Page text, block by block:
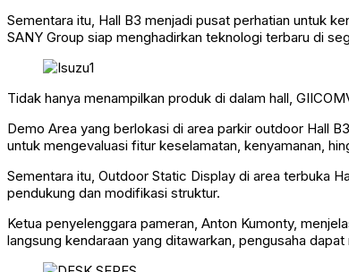
Sementara itu, Hall B3 menjadi pusat perhatian untuk
SANY Group siap menghadirkan teknologi terbaru di
Tidak hanya menampilkan produk di dalam hall,
Demo Area yang berlokasi di area parkir outdoor Hall
untuk mengevaluasi fitur keselamatan, kenyamanan,
Sementara itu, Outdoor Static Display di area terbuka
pendukung dan modifikasi struktur.
Ketua penyelenggara pameran, Anton Kumonty,
langsung kendaraan yang ditawarkan, pengusaha